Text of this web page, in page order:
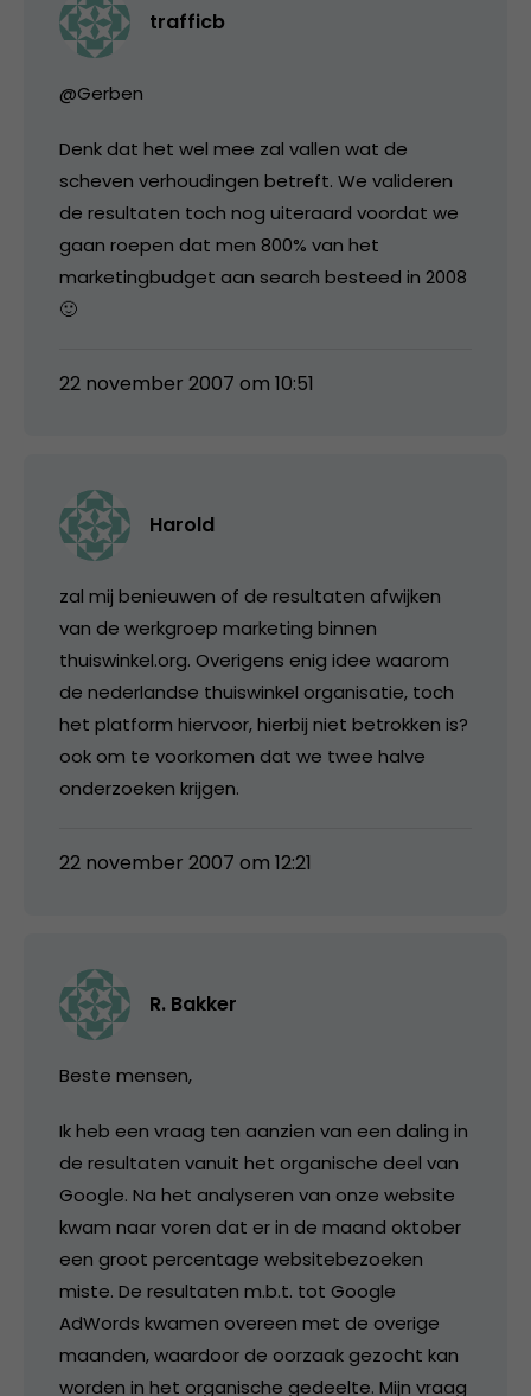
trafficb
@Gerben
Denk dat het wel mee zal vallen wat de
scheven verhoudingen betreft. We valideren
de resultaten toch nog uiteraard voordat we
gaan roepen dat men 800% van het
marketingbudget aan search besteed in 2008
🙂
22 november 2007 om 10:51
Harold
zal mij benieuwen of de resultaten afwijken
van de werkgroep marketing binnen
thuiswinkel.org. Overigens enig idee waarom
de nederlandse thuiswinkel organisatie, toch
het platform hiervoor, hierbij niet betrokken is?
ook om te voorkomen dat we twee halve
onderzoeken krijgen.
22 november 2007 om 12:21
R. Bakker
Beste mensen,
Ik heb een vraag ten aanzien van een daling in
de resultaten vanuit het organische deel van
Google. Na het analyseren van onze website
kwam naar voren dat er in de maand oktober
een groot percentage websitebezoeken
miste. De resultaten m.b.t. tot Google
AdWords kwamen overeen met de overige
maanden, waardoor de oorzaak gezocht kan
worden in het organische gedeelte. Mijn vraag